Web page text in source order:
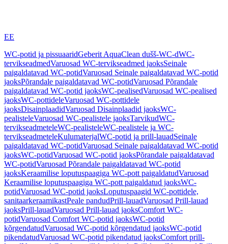
EE
WC-potid ja pissuaaridGeberit AquaClean dušš-WC-dWC-
tervikseadmedVaruosad WC-tervikseadmed jaoksSeinale
paigaldatavad WC-potidVaruosad Seinale paigaldatavad WC-potid
jaoksPõrandale paigaldatavad WC-potidVaruosad Põrandale
paigaldatavad WC-potid jaoksWC-pealisedVaruosad WC-pealised
jaoksWC-pottideleVaruosad WC-pottidele
jaoksDisainplaadidVaruosad Disainplaadid jaoksWC-
pealisteleVaruosad WC-pealistele jaoksTarvikudWC-
tervikseadmeteleWC-pealisteleWC-pealistele ja WC-
tervikseadmeteleKulumaterjalWC-potid ja prill-lauadSeinale
paigaldatavad WC-potidVaruosad Seinale paigaldatavad WC-potid
jaoksWC-potidVaruosad WC-potid jaoksPõrandale paigaldatavad
WC-potidVaruosad Põrandale paigaldatavad WC-potid
jaoksKeraamilise loputuspaagiga WC-pott paigaldatudVaruosad
Keraamilise loputuspaagiga WC-pott paigaldatud jaoksWC-
potidVaruosad WC-potid jaoksLoputuspaagid WC-pottidele,
sanitaarkeraamikastPeale pandudPrill-lauadVaruosad Prill-lauad
jaoksPrill-lauadVaruosad Prill-lauad jaoksComfort WC-
potidVaruosad Comfort WC-potid jaoksWC-potid
kõrgendatudVaruosad WC-potid kõrgendatud jaoksWC-potid
pikendatudVaruosad WC-potid pikendatud jaoksComfort prill-